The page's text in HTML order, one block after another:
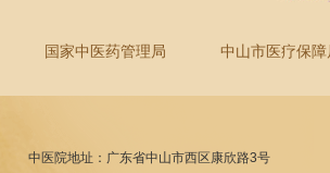
国家中医药管理局 中山市医疗保障
中医院地址：广东省中山市西区康欣路3号